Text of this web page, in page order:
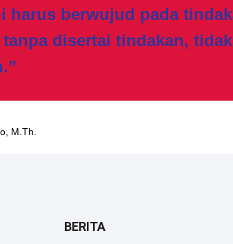
harus berwujud pada
tanpa disertai tindakan,
M.Th.
BERITA